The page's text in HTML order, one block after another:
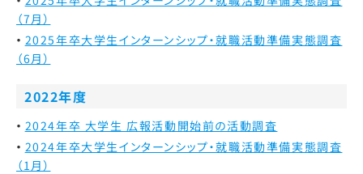
（7月）
2025年卒大学生インターンシップ・就職活動準備実態調査
（6月）
2022年度
2024年卒 大学生 広報活動開始前の活動調査
2024年卒大学生インターンシップ・就職活動準備実態調査
（1月）